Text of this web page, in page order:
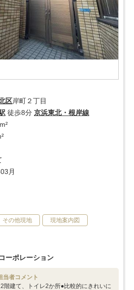
区岸町２丁目
徒歩8分 京浜東北・根岸線
月
その他現地 現地案内図
ーポレーション
当者コメント
階建て、トイレ2か所●比較的にきれいに